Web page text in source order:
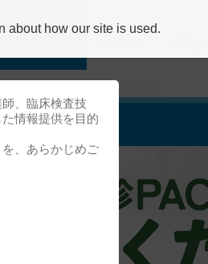
、臨床検査技
情報提供を目的
、あらかじめご
about how our site is used.